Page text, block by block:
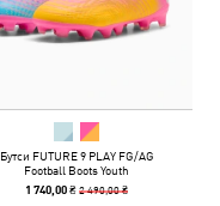
Бутси FUTURE 9 PLAY FG/AG
Football Boots Youth
1 740,00 ₴2 490,00 ₴